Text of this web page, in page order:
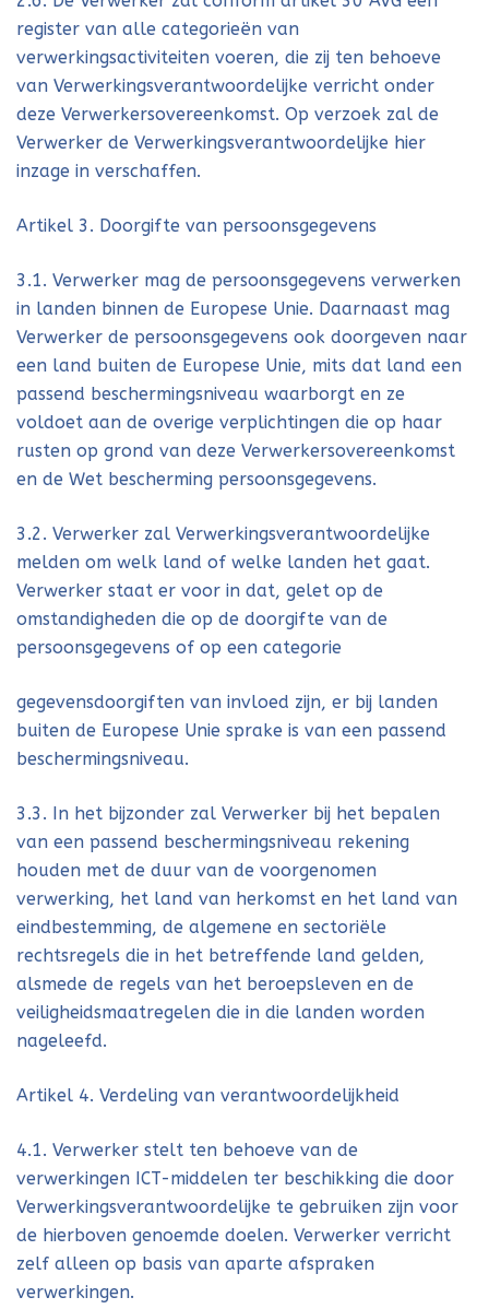
register van alle categorieën van
verwerkingsactiviteiten voeren, die zij ten behoeve
van Verwerkingsverantwoordelijke verricht onder
deze Verwerkersovereenkomst. Op verzoek zal de
Verwerker de Verwerkingsverantwoordelijke hier
inzage in verschaffen.
Artikel 3. Doorgifte van persoonsgegevens
3.1. Verwerker mag de persoonsgegevens verwerken
in landen binnen de Europese Unie. Daarnaast mag
Verwerker de persoonsgegevens ook doorgeven naar
een land buiten de Europese Unie, mits dat land een
passend beschermingsniveau waarborgt en ze
voldoet aan de overige verplichtingen die op haar
rusten op grond van deze Verwerkersovereenkomst
en de Wet bescherming persoonsgegevens.
3.2. Verwerker zal Verwerkingsverantwoordelijke
melden om welk land of welke landen het gaat.
Verwerker staat er voor in dat, gelet op de
omstandigheden die op de doorgifte van de
persoonsgegevens of op een categorie
gegevensdoorgiften van invloed zijn, er bij landen
buiten de Europese Unie sprake is van een passend
beschermingsniveau.
3.3. In het bijzonder zal Verwerker bij het bepalen
van een passend beschermingsniveau rekening
houden met de duur van de voorgenomen
verwerking, het land van herkomst en het land van
eindbestemming, de algemene en sectoriële
rechtsregels die in het betreffende land gelden,
alsmede de regels van het beroepsleven en de
veiligheidsmaatregelen die in die landen worden
nageleefd.
Artikel 4. Verdeling van verantwoordelijkheid
4.1. Verwerker stelt ten behoeve van de
verwerkingen ICT-middelen ter beschikking die door
Verwerkingsverantwoordelijke te gebruiken zijn voor
de hierboven genoemde doelen. Verwerker verricht
zelf alleen op basis van aparte afspraken
verwerkingen.